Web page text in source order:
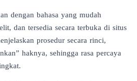
dengan bahasa yang mudah
dan tersedia secara terbuka di situs
prosedur secara rinci,
haknya, sehingga rasa percaya